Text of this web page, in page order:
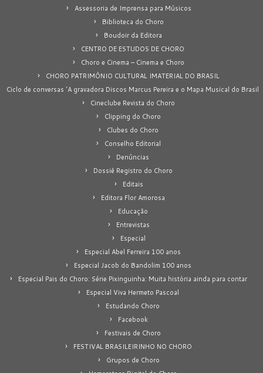
Assessoria de Imprensa para Músicos
Biblioteca do Choro
Boudoir da Editora
CENTRO DE ESTUDOS DE CHORO
Choro e Cinema – Cinema e Choro
CHORO PATRIMÔNIO CULTURAL IMATERIAL DO BRASIL
Ciclo de conversas 'A gravadora Discos Marcus Pereira e o Mapa Musical do Brasil
Cineclube Revista do Choro
Clipping do Choro
Clubes do Choro
Conselho Editorial
Denúncias
Dossiê Registro do Choro
Editais
Editora Flor Amorosa
Educação
Entrevistas
Especial
Especial Abel Ferreira 100 anos
Especial Jacob do Bandolim 100 anos
Especial Pais do Choro: Série Pixinguinha: Muita história ainda para contar
Especial Viva Hermeto Pascoal
Estudando Choro
Facebook
Festivais de Choro
FESTIVAL BRASILEIRINHO NO CHORO
Grupos de Choro